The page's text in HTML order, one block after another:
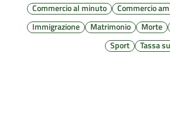
Commercio al minuto
Commercio
Immigrazione
Matrimonio Morte
Sport
Tassa